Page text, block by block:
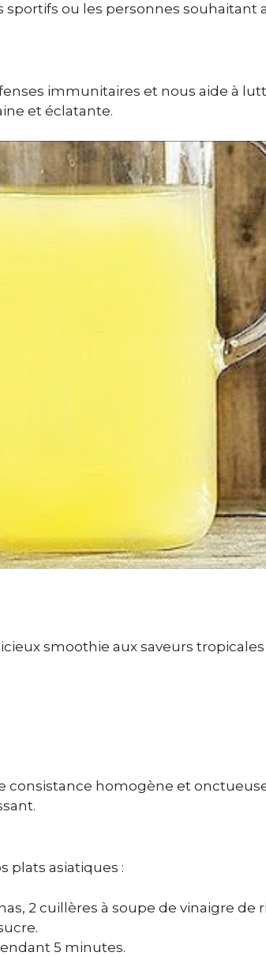
ou les personnes souhaitant
immunitaires et nous aide à
et éclatante.
smoothie aux saveurs tropicales
consistance homogène et
plats asiatiques :
2 cuillères à soupe de vinaigre de
5 minutes.